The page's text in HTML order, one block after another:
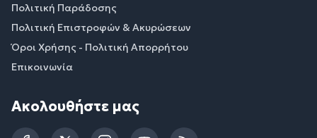
Πολιτική Παράδοσης
Πολιτική Επιστροφών & Ακυρώσεων
Όροι Χρήσης - Πολιτική Απορρήτου
Επικοινωνία
Ακολουθήστε μας